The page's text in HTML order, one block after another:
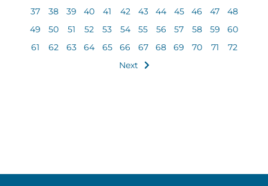
37
38 39 40 41 42 43 44 45 46 47
48
49
50 51 52 53 54 55 56 57 58 59
60
61
62 63 64 65 66 67 68 69 70 71
72
Next